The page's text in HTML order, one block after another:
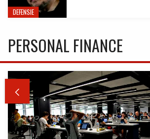
DEFENSIE
PERSONAL FINANCE
